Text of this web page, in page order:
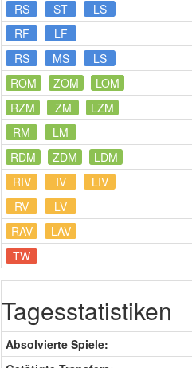
RS ST LS
RF
LF
RS
MS LS
ROM
ZOM LOM
RZM
ZM LZM
RM
LM
RDM
ZDM LDM
RIV
IV LIV
RV
LV
RAV
LAV
TW
Tagesstatistiken
Absolvierte Spiele: